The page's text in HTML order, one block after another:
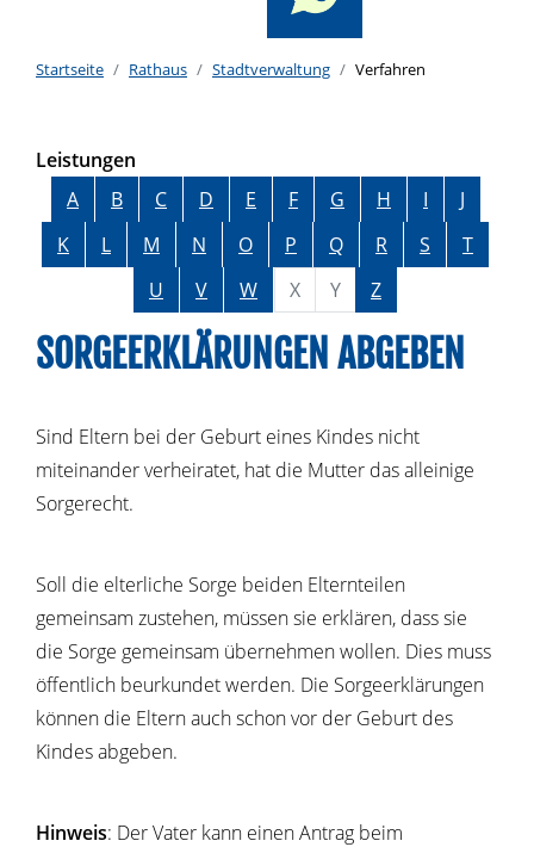
Startseite Rathaus Stadtverwaltung Verfahren
Leistungen
Alphabetisches Register überspringen
A B C D E F G H I
J
K
L M N O P Q R S
T
U
V W X Y Z
SORGEERKLÄRUNGEN ABGEBEN
Sind Eltern bei der Geburt eines Kindes nicht
miteinander verheiratet, hat die Mutter das alleinige
Sorgerecht.
Soll die elterliche Sorge beiden Elternteilen
gemeinsam zustehen, müssen sie erklären, dass sie
die Sorge gemeinsam übernehmen wollen. Dies muss
öffentlich beurkundet werden. Die Sorgeerklärungen
können die Eltern auch schon vor der Geburt des
Kindes abgeben.
Hinweis: Der Vater kann einen Antrag beim